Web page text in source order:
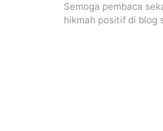
Semoga pembaca
hikmah positif di blog